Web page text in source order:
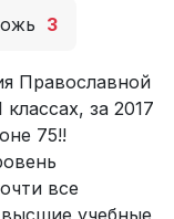
3
Православной
за 2017
75!!
все
учебные